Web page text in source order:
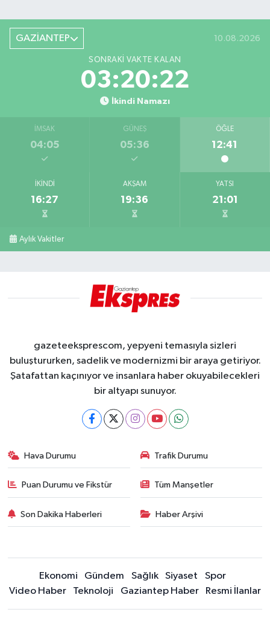
GAZİANTEP 10.08.2026
SONRAKI VAKTE KALAN
03:20:21
İkindi Namazı
İMSAK
04:05
GÜNEŞ
05:36
ÖĞLE
12:41
İKINDI
16:27
AKŞAM
19:36
YATSI
21:01
Aylık Vakitler
gazeteeksprescom, yepyeni temasıyla sizleri
buluştururken, sadelik ve modernizmi bir araya getiriyor.
Şatafattan kaçınıyor ve insanlara haber okuyabilecekleri
bir altyapı sunuyor.
Hava Durumu Trafik Durumu
Puan Durumu ve Fikstür Tüm Manşetler
Son Dakika Haberleri Haber Arşivi
Ekonomi Gündem Sağlık Siyaset
Spor
Video Haber
Teknoloji Gaziantep Haber Resmi İlanlar